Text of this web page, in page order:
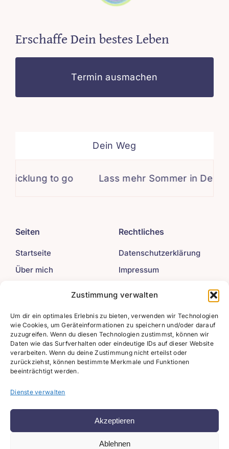
Zustimmung verwalten
Um dir ein optimales Erlebnis zu bieten, verwenden wir Technologien
wie Cookies, um Geräteinformationen zu speichern und/oder darauf
zuzugreifen. Wenn du diesen Technologien zustimmst, können wir
Daten wie das Surfverhalten oder eindeutige IDs auf dieser Website
verarbeiten. Wenn du deine Zustimmung nicht erteilst oder
zurückziehst, können bestimmte Merkmale und Funktionen
beeinträchtigt werden.
Dienste verwalten
Akzeptieren
Ablehnen
Erschaffe Dein bestes Leben
Termin ausmachen
Dein Weg
to go Lass mehr Sommer in Dein
Seiten
Startseite
Über mich
Rechtliches
Datenschutzerklärung
Impressum
Kontakt
+49 (0) 176 / 214 76
154
federmann.de